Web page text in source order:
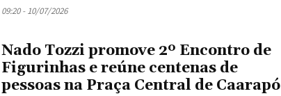
09:20 - 10/07/2026
Nado Tozzi promove 2º Encontro de
Figurinhas e reúne centenas de
pessoas na Praça Central de Caarapó